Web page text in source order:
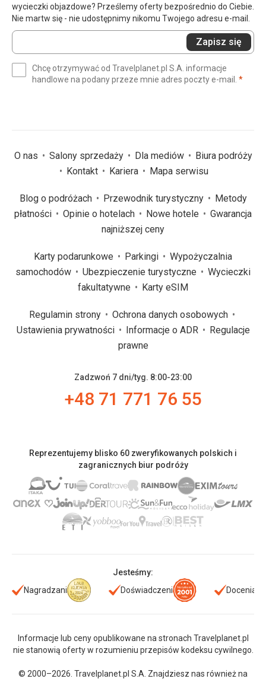
wycieczki objazdowe? Prześlemy oferty bezpośrednio do Ciebie.
Nie martw się - nie udostępnimy nikomu Twojego adresu e-mail.
Wprowadź
swój
(wymagane)
Zapisz się
Chcę otrzymywać od Travelplanet.pl S.A. informacje
handlowe na podany przeze mnie adres poczty e-mail. *
O nas Salony sprzedaży Dla mediów
Biura podróży
Kontakt
Kariera Mapa serwisu
Blog o podróżach Przewodnik turystyczny
Metody
płatności
Opinie o hotelach Nowe hotele
Gwarancja
najniższej ceny
Karty podarunkowe Parkingi
Wypożyczalnia
samochodów
Ubezpieczenie turystyczne
Wycieczki
fakultatywne
Karty eSIM
Regulamin strony
Ochrona danych osobowych
Ustawienia prywatności
Informacje o ADR
Regulacje
prawne
Zadzwoń 7 dni/tyg. 8:00-23:00
+48 71 771 76 55
Reprezentujemy blisko 60 zweryfikowanych polskich i
zagranicznych biur podróży
Jesteśmy:
Nagradzani
Doświadczeni Doceniani
Informacje lub ceny opublikowane na stronach Travelplanet.pl
nie stanowią oferty w rozumieniu przepisów kodeksu cywilnego.
© 2000–2026. Travelplanet.pl S.A. Znajdziesz nas również na